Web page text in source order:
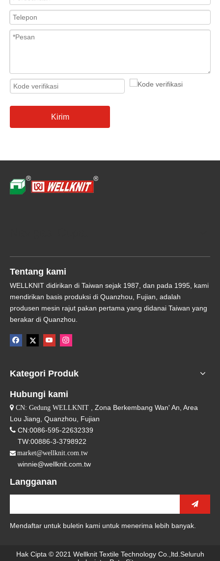
Kirim
Tentang kami
WELLKNIT didirikan di Taiwan sejak 1987, dan pada 1995, kami
mendirikan basis produksi di Quanzhou, Fujian, adalah
produsen mesin rajut pakan pertama yang didanai Taiwan yang
berakar di Quanzhou.
Kategori Produk
Hubungi kami
 CN: Gedung WELLKNIT , Zona Berkembang Wan' An, Area
Lou Jiang, Quanzhou, Fujian
 CN:0086-595-22632339
TW:00886-3-3798922
 market@wellknit.com.tw
winnie@wellknit.com.tw
Langganan
Mendaftar untuk buletin kami untuk menerima lebih banyak.
Hak Cipta © 2021 Wellknit Textile Technology Co.,ltd.Seluruh